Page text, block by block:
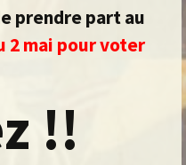
prendre part au
2 mai pour voter
!!